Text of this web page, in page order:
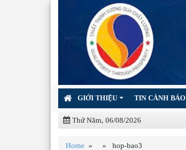
GIỚI THIỆU TIN CẢNH BÁO
Thứ Năm, 06/08/2026
Home » » hop-bao3